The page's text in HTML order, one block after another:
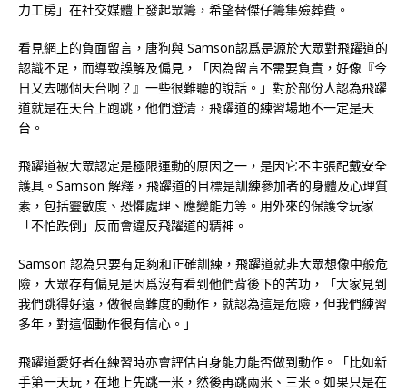
力工房」在社交媒體上發起眾籌，希望替傑仔籌集殮葬費。
看見網上的負面留言，唐狗與 Samson認爲是源於大眾對飛躍道的
認識不足，而導致誤解及偏見，「因為留言不需要負責，好像『今
日又去哪個天台啊？』一些很難聽的說話。」對於部份人認為飛躍
道就是在天台上跑跳，他們澄清，飛躍道的練習場地不一定是天
台。
飛躍道被大眾認定是極限運動的原因之一，是因它不主張配戴安全
護具。Samson 解釋，飛躍道的目標是訓練參加者的身體及心理質
素，包括靈敏度、恐懼處理、應變能力等。用外來的保護令玩家
「不怕跌倒」反而會違反飛躍道的精神。
Samson 認為只要有足夠和正確訓練，飛躍道就非大眾想像中般危
險，大眾存有偏見是因爲沒有看到他們背後下的苦功，「大家見到
我們跳得好遠，做很高難度的動作，就認為這是危險，但我們練習
多年，對這個動作很有信心。」
飛躍道愛好者在練習時亦會評估自身能力能否做到動作。「比如新
手第一天玩，在地上先跳一米，然後再跳兩米、三米。如果只是在